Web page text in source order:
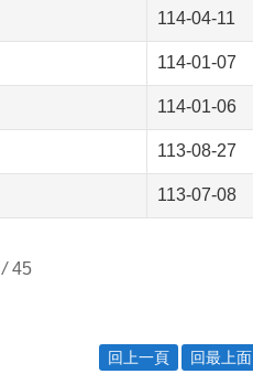
114-04-11
114-01-07
114-01-06
113-08-27
113-07-08
/ 45
回上一頁 回最上面